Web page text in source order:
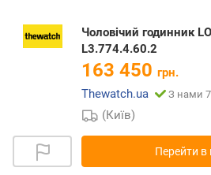
Чоловічий годинник
L3.774.4.60.2
163 450 грн.
Thewatch.ua
З нами 7
(Київ)
Перейти в